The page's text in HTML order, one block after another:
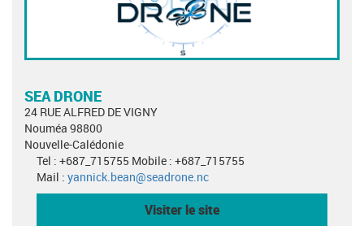
SEA DRONE
24 RUE ALFRED DE VIGNY
Nouméa 98800
Nouvelle-Calédonie
Tel : +687_715755 Mobile : +687_715755
Mail : yannick.bean@seadrone.nc
Visiter le site